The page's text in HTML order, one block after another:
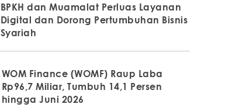
BPKH dan Muamalat Perluas Layanan
Digital dan Dorong Pertumbuhan Bisnis
Syariah
WOM Finance (WOMF) Raup Laba
Rp96,7 Miliar, Tumbuh 14,1 Persen
hingga Juni 2026